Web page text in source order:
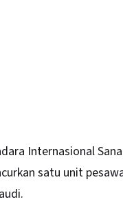
Internasional
satu unit